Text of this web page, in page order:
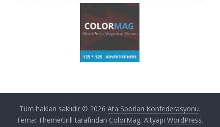
Tüm hakları saklıdır © 2026Ata Sporları Konfederasyonu.
Tema: ThemeGrill tarafından ColorMag. AltyapıWordPress.